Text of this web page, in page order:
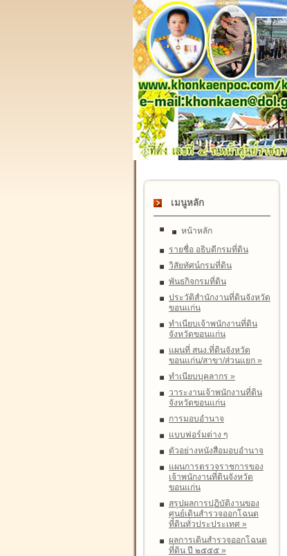
เมนูหลัก
หน้าหลัก
รายชื่อ อธิบดีกรมที่ดิน
วิสัยทัศน์กรมที่ดิน
พันธกิจกรมที่ดิน
ประวัติสำนักงานที่ดินจังหวัด
ขอนแก่น
ทำเนียบเจ้าพนักงานที่ดิน
จังหวัดขอนแก่น
แผนที่ สนง.ที่ดินจังหวัด
ขอนแก่น/สาขา/ส่วนแยก »
ทำเนียบบุคลากร »
วาระงานเจ้าพนักงานที่ดิน
จังหวัดขอนแก่น
การมอบอำนาจ
แบบฟอร์มต่าง ๆ
ตัวอย่างหนังสือมอบอำนาจ
แผนการตรวจราชการของ
เจ้าพนักงานที่ดินจังหวัด
ขอนแก่น
สรุปผลการปฏิบัติงานของ
ศูนย์เดินสำรวจออกโฉนด
ที่ดินทั่วประประเทศ »
ผลการเดินสำรวจออกโฉนด
ที่ดิน ปี ๒๕๕๕ »